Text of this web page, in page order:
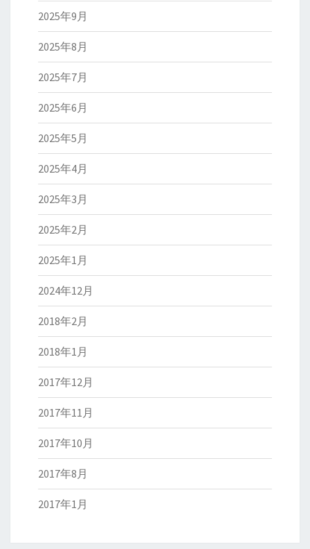
2025年9月
2025年8月
2025年7月
2025年6月
2025年5月
2025年4月
2025年3月
2025年2月
2025年1月
2024年12月
2018年2月
2018年1月
2017年12月
2017年11月
2017年10月
2017年8月
2017年1月